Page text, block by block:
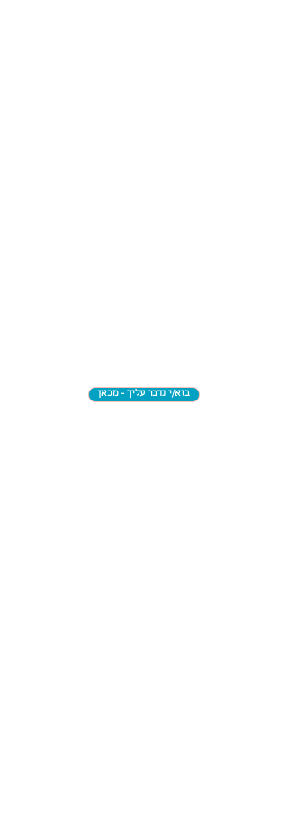
בוא/י נדבר עליך - מכאן